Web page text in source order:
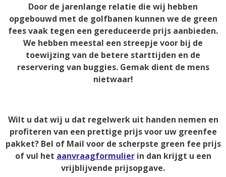
Door de jarenlange relatie die wij hebben
opgebouwd met de golfbanen kunnen we de green
fees vaak tegen een gereduceerde prijs aanbieden.
We hebben meestal een streepje voor bij de
toewijzing van de betere starttijden en de
reservering van buggies. Gemak dient de mens
nietwaar!
Wilt u dat wij u dat regelwerk uit handen nemen en
profiteren van een prettige prijs voor uw greenfee
pakket? Bel of Mail voor de scherpste green fee prijs
of vul het aanvraagformulier in dan krijgt u een
vrijblijvende prijsopgave.